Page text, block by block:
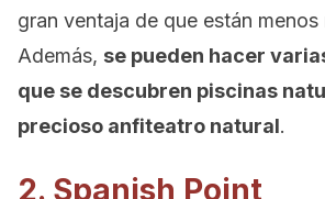
gran ventaja de que están
Además, se pueden hacer
que se descubren piscinas
precioso anfiteatro natural.
2. Spanish Point